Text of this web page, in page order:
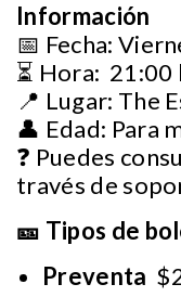
Información
📅 Fecha:
⏳ Hora:
📍 Lugar: The
👤 Edad: Para
❓ Puedes
través de
🎫 Tipos de
Preventa